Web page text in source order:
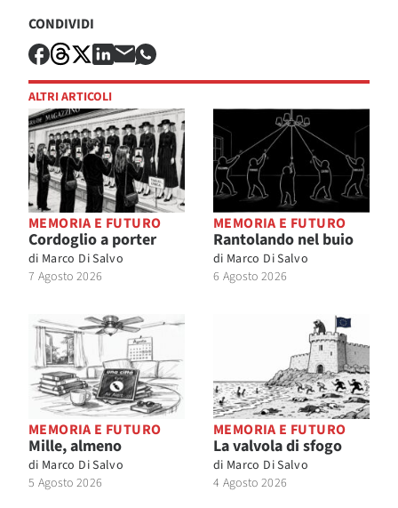
CONDIVIDI
ALTRI ARTICOLI
MEMORIA E FUTURO
Cordoglio a porter
di Marco Di Salvo
7 Agosto 2026
MEMORIA E FUTURO
Rantolando nel buio
di Marco Di Salvo
6 Agosto 2026
MEMORIA E FUTURO
Mille, almeno
di Marco Di Salvo
5 Agosto 2026
MEMORIA E FUTURO
La valvola di sfogo
di Marco Di Salvo
4 Agosto 2026